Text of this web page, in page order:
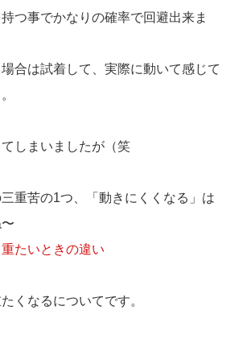
つ事でかなりの確率で回避出来ま
合は試着して、実際に動いて感じて
しまいましたが（笑
重苦の1つ、「動きにくくなる」は
たいときの違い
くなるについてです。